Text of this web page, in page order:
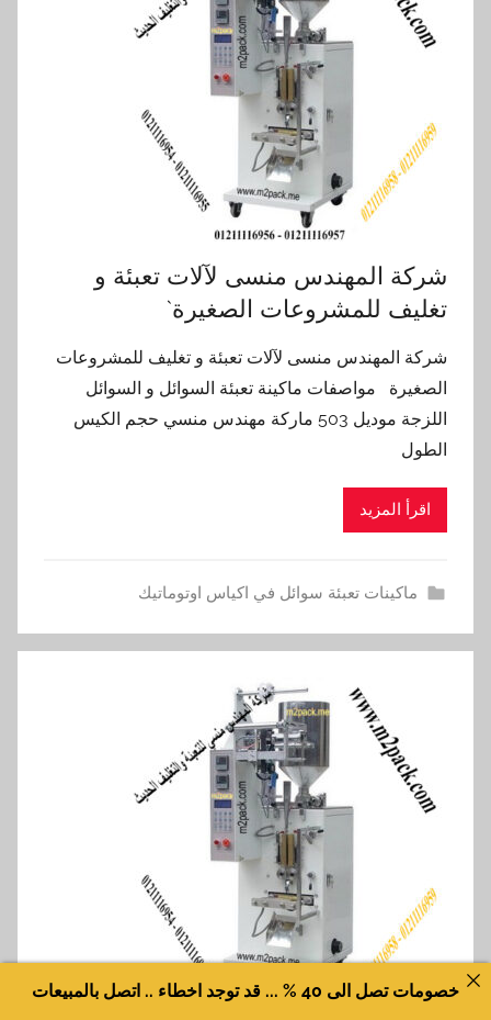
شركة المهندس منسى لآلات تعبئة و
تغليف للمشروعات الصغيرة`
شركة المهندس منسى لآلات تعبئة و تغليف للمشروعات
الصغيرة مواصفات ماكينة تعبئة السوائل و السوائل
اللزجة موديل 503 ماركة مهندس منسي حجم الكيس
الطول
اقرأ المزيد
ماكينات تعبئة سوائل في اكياس اوتوماتيك
خصومات تصل الى 40 % ... قد توجد اخطاء .. اتصل بالمبيعات